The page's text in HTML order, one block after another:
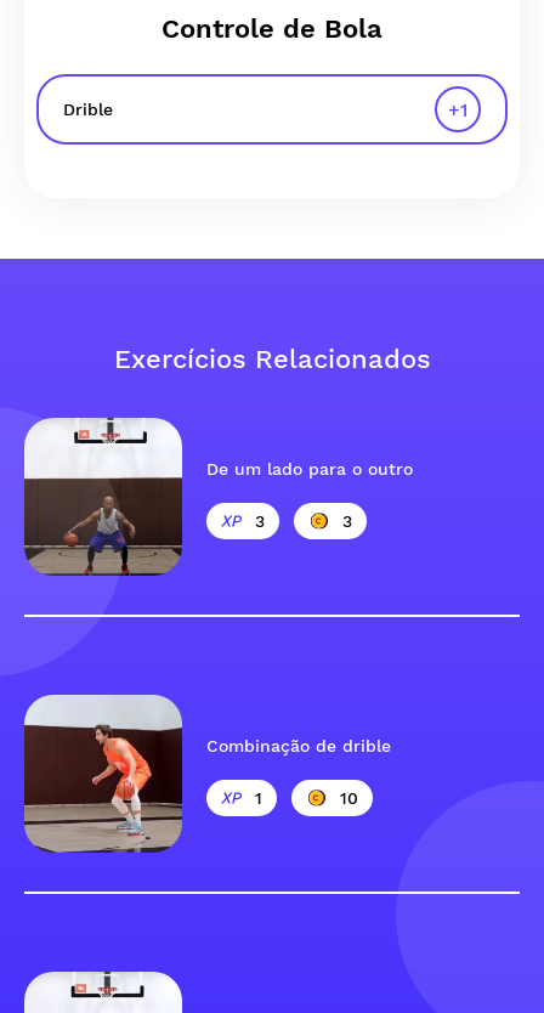
Controle de Bola
Drible +1
Exercícios Relacionados
De um lado para o outro
3 3
Combinação de drible
1 10